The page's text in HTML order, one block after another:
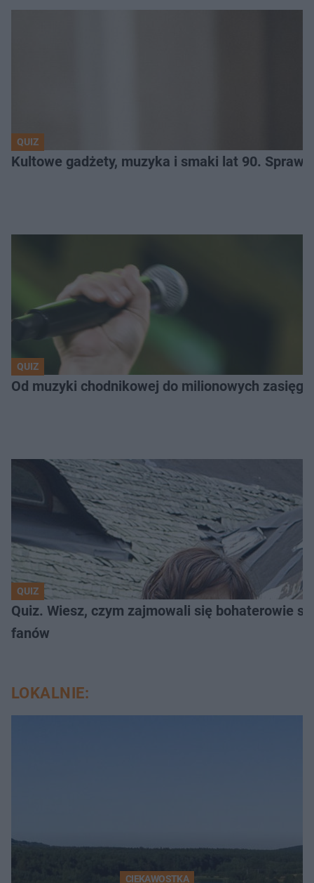
QUIZ
Kultowe gadżety, muzyka i smaki lat 90.
QUIZ
Od muzyki chodnikowej do milionowych
QUIZ
Quiz. Wiesz, czym zajmowali się bohaterowie
fanów
LOKALNIE:
CIEKAWOSTKA